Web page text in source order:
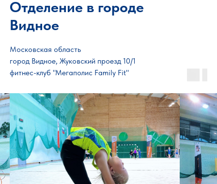
Отделение в городе
Видное
Московская область
город Видное, Жуковский проезд 10/1
фитнес-клуб "Мегаполис Family Fit"